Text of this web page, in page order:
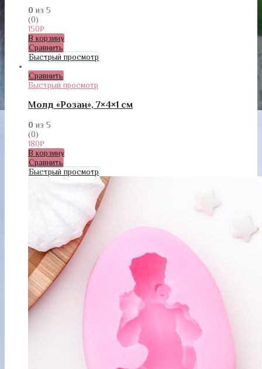
0 из 5
(0)
150₽
В корзину
Сравнить
Быстрый просмотр
Сравнить
Быстрый просмотр
Молд «Розан», 7×4×1 см
0 из 5
(0)
180₽
В корзину
Сравнить
Быстрый просмотр